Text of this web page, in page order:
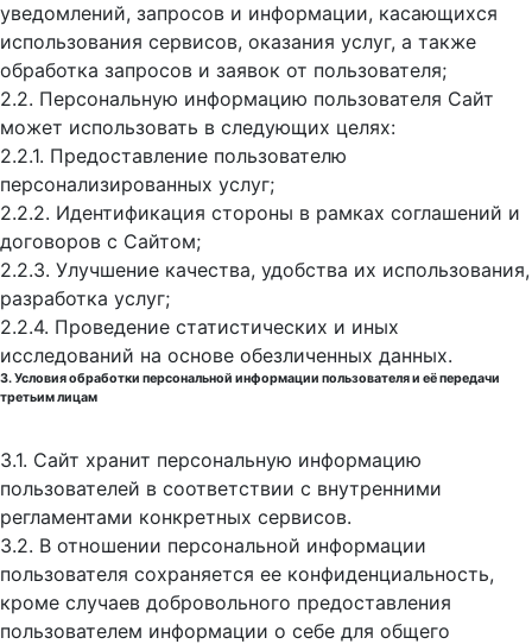
уведомлений, запросов и информации, касающихся
использования сервисов, оказания услуг, а также
обработка запросов и заявок от пользователя;
2.2. Персональную информацию пользователя Сайт
может использовать в следующих целях:
2.2.1. Предоставление пользователю
персонализированных услуг;
2.2.2. Идентификация стороны в рамках соглашений и
договоров с Сайтом;
2.2.3. Улучшение качества, удобства их использования,
разработка услуг;
2.2.4. Проведение статистических и иных
исследований на основе обезличенных данных.
3. Условия обработки персональной информации пользователя и её передачи
третьим лицам
3.1. Сайт хранит персональную информацию
пользователей в соответствии с внутренними
регламентами конкретных сервисов.
3.2. В отношении персональной информации
пользователя сохраняется ее конфиденциальность,
кроме случаев добровольного предоставления
пользователем информации о себе для общего